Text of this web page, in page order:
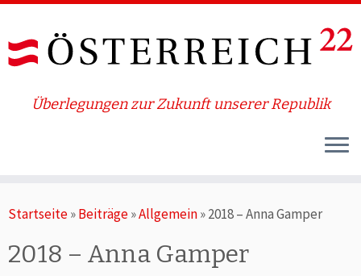
Inhalt
Überlegungen zur Zukunft unserer Republik
Startseite»Beiträge»Allgemein»2018 – Anna Gamper
2018 – Anna Gamper